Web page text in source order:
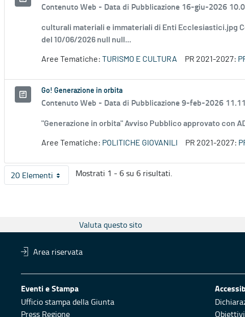
Contenuto Web - Data di Pubblicazione 16-giu-2026
culturali materiali e immateriali di Enti Ecclesiastici.jpg
del 10/06/2026 null null...
Aree Tematiche: TURISMO E CULTURA PR 2021-2027:
Go! Generazione in orbita
Contenuto Web - Data di Pubblicazione 9-feb-2026 11.11
"Generazione in orbita" Avviso Pubblico approvato con
Aree Tematiche: POLITICHE GIOVANILI PR 2021-2027:
20 ElementiPer pagina
Mostrati 1 - 6 su 6 risultati.
Valuta questo sito
Area riservata
Eventi e Stampa
Ufficio stampa della Giunta
Press Regione